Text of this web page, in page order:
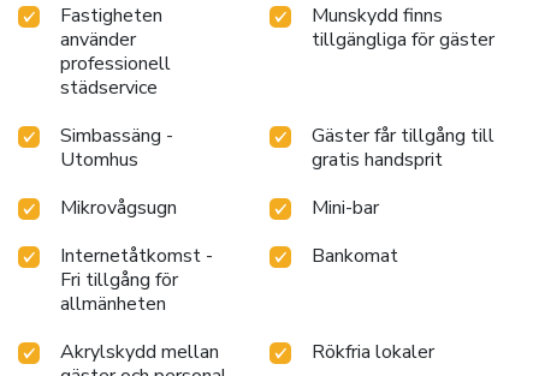
Fastigheten
använder
professionell
städservice
Munskydd finns
tillgängliga för gäster
Simbassäng -
Utomhus
Gäster får tillgång till
gratis handsprit
Mikrovågsugn
Mini-bar
Internetåtkomst -
Fri tillgång för
allmänheten
Bankomat
Akrylskydd mellan
Rökfria lokaler